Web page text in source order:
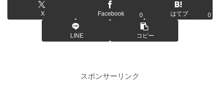
X Facebook 0 はてブ 0
LINE コピー
スポンサーリンク